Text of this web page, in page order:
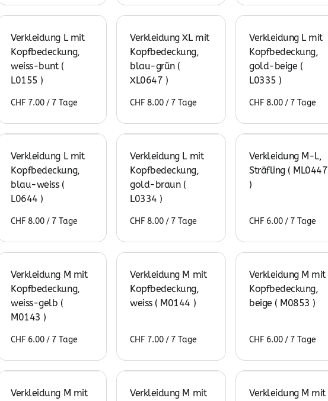
Verkleidung L mit
Kopfbedeckung,
weiss-bunt (
L0155 )
/
Verkleidung XL mit
Kopfbedeckung,
blau-grün (
XL0647 )
/
Verkleidung L mit
Kopfbedeckung,
gold-beige (
L0335 )
/
Verkleidung L mit
Kopfbedeckung,
blau-weiss (
L0644 )
/
Verkleidung L mit
Kopfbedeckung,
gold-braun (
L0334 )
/
Verkleidung M-L,
Sträfling ( ML0447
)
/
Verkleidung M mit
Kopfbedeckung,
weiss-gelb (
M0143 )
/
Verkleidung M mit
Kopfbedeckung,
weiss ( M0144 )
/
Verkleidung M mit
Kopfbedeckung,
beige ( M0853 )
/
Verkleidung M mit
Verkleidung M mit
Verkleidung M mit